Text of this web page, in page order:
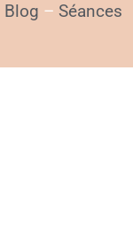
Blog – Séances